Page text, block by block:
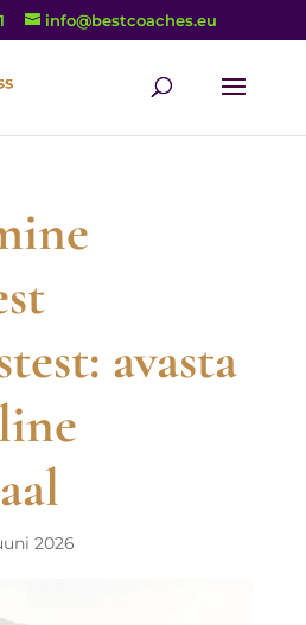
info@bestcoaches.eu
avasta
2026